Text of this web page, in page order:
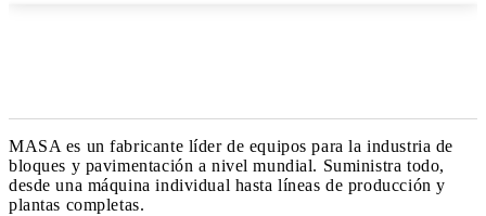
MASA es un fabricante líder de equipos para la industria de
bloques y pavimentación a nivel mundial. Suministra todo,
desde una máquina individual hasta líneas de producción y
plantas completas.